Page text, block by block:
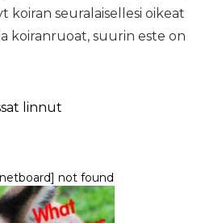
seuralaisellesi oikeat
koiranruoat, suurin este on
linnut
not found